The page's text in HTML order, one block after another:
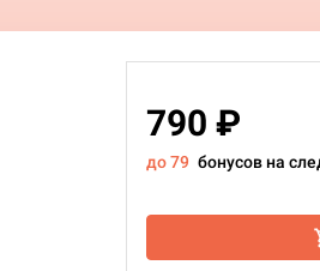
790 ₽
до 79 бонусов на